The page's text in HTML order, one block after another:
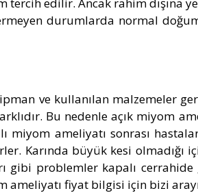
durumlarda normal doğum
ve kullanılan malzemeler
Bu nedenle açık miyom
miyom ameliyatı sonrası
Karında büyük kesi olmadığı
gibi problemler kapalı cerrahide
ameliyatı fiyat bilgisi için bizi